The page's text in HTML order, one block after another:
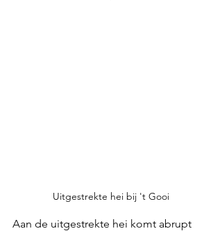
Uitgestrekte hei bij 't Gooi
Aan de uitgestrekte hei komt abrupt